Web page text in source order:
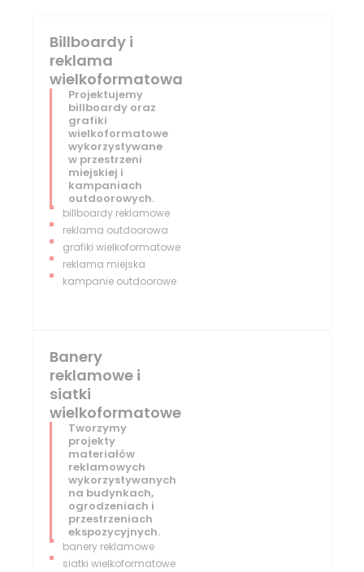
Billboardy i
reklama
wielkoformatowa
Projektujemy
billboardy oraz
grafiki
wielkoformatowe
wykorzystywane
w przestrzeni
miejskiej i
kampaniach
outdoorowych.
billboardy reklamowe
reklama outdoorowa
grafiki wielkoformatowe
reklama miejska
kampanie outdoorowe
Banery
reklamowe i
siatki
wielkoformatowe
Tworzymy
projekty
materiałów
reklamowych
wykorzystywanych
na budynkach,
ogrodzeniach i
przestrzeniach
ekspozycyjnych.
banery reklamowe
siatki wielkoformatowe